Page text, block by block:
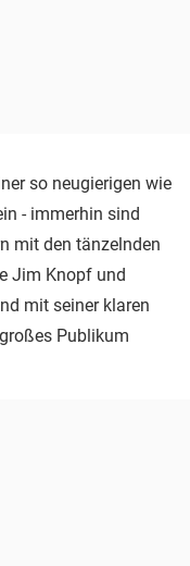
so neugierigen wie
- immerhin sind
mit den tänzelnden
Jim Knopf und
mit seiner klaren
Publikum